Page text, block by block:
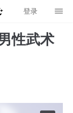
登录
性武术